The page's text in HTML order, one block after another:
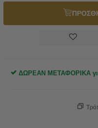
ΔΩΡΕΑΝ ΜΕΤΑΦΟΡΙΚΑ